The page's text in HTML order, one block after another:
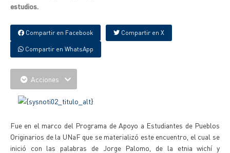
estudios.
Compartir en Facebook Compartir en X
Compartir en WhatsApp
Acciones
Fue en el marco del Programa de Apoyo a Estudiantes de Pueblos
Originarios de la UNaF que se materializó este encuentro, el cual se
inició con las palabras de Jorge Palomo, de la etnia wichí y